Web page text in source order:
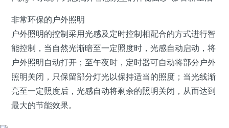
非常环保的户外照明
户外照明的控制采用光感及定时控制相配合的方式进行智
能控制，当自然光渐暗至一定照度时，光感自动启动，将
户外照明自动打开；至午夜时，定时器可自动将部分户外
照明关闭，只保留部分灯光以保持适当的照度；当光线渐
亮至一定照度后，光感自动将剩余的照明关闭，从而达到
最大的节能效果。